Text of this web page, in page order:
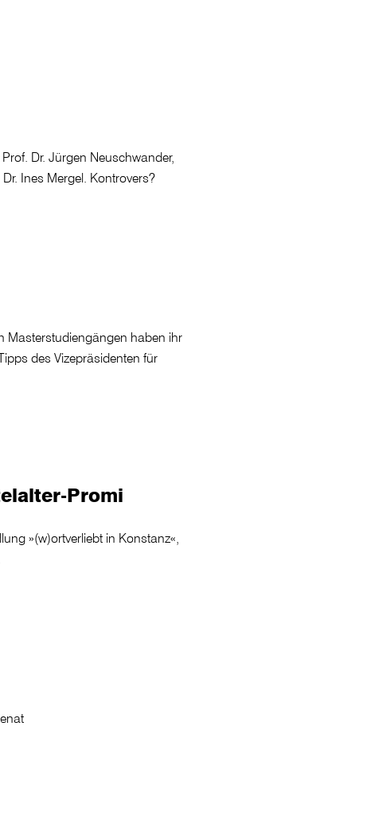
Dr. Jürgen Neuschwander,
Ines Mergel. Kontrovers?
Masterstudiengängen haben ihr
des Vizepräsidenten für
Promi
»(w)ortverliebt in Konstanz«,